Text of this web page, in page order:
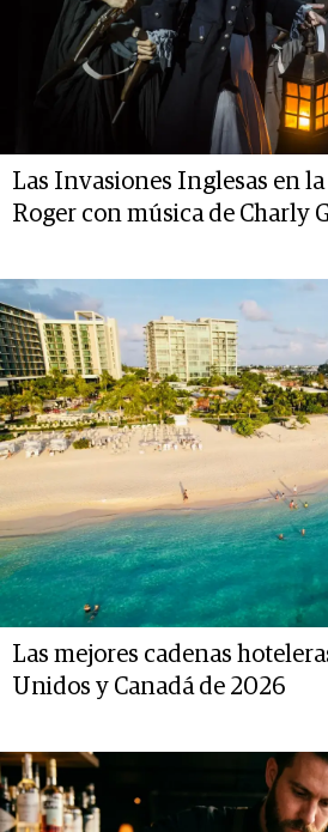
Las Invasiones Inglesas en
Roger con música de Charly
Las mejores cadenas
Unidos y Canadá de 2026